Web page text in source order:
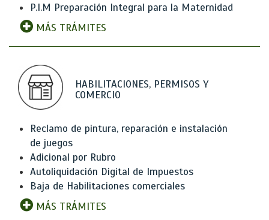
P.I.M Preparación Integral para la Maternidad
MÁS TRÁMITES
HABILITACIONES, PERMISOS Y
COMERCIO
Reclamo de pintura, reparación e instalación
de juegos
Adicional por Rubro
Autoliquidación Digital de Impuestos
Baja de Habilitaciones comerciales
MÁS TRÁMITES